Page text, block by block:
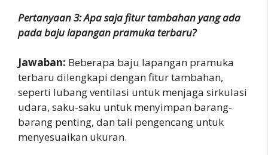
Pertanyaan 3: Apa saja fitur tambahan yang ada
pada baju lapangan pramuka terbaru?
Jawaban: Beberapa baju lapangan pramuka
terbaru dilengkapi dengan fitur tambahan,
seperti lubang ventilasi untuk menjaga sirkulasi
udara, saku-saku untuk menyimpan barang-
barang penting, dan tali pengencang untuk
menyesuaikan ukuran.